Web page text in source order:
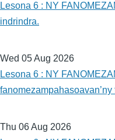
Lesona 6 : NY
indrindra.
Wed 05 Aug 2026
Lesona 6 : NY
Thu 06 Aug 2026